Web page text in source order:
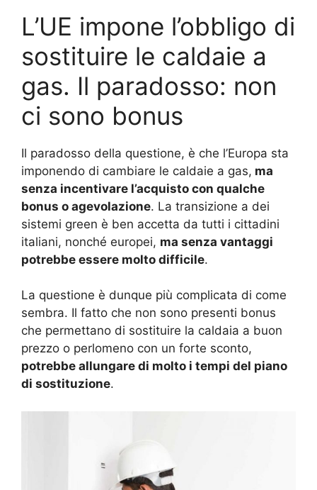
L’UE impone l’obbligo di
sostituire le caldaie a
gas. Il paradosso: non
ci sono bonus
Il paradosso della questione, è che l’Europa sta
imponendo di cambiare le caldaie a gas, ma
senza incentivare l’acquisto con qualche
bonus o agevolazione. La transizione a dei
sistemi green è ben accetta da tutti i cittadini
italiani, nonché europei, ma senza vantaggi
potrebbe essere molto difficile.
La questione è dunque più complicata di come
sembra. Il fatto che non sono presenti bonus
che permettano di sostituire la caldaia a buon
prezzo o perlomeno con un forte sconto,
potrebbe allungare di molto i tempi del piano
di sostituzione.